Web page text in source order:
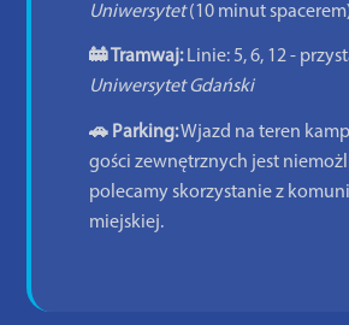
Uniwersytet(10 minut
🚋 Tramwaj:Linie: 5, 6, 12 -
Uniwersytet Gdański
🚗 Parking:Wjazd na teren
gości zewnętrznych jest
polecamy skorzystanie z
miejskiej.